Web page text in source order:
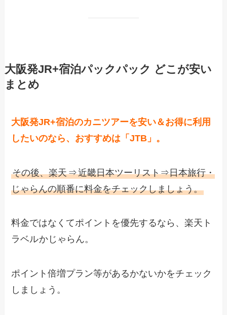
大阪発JR+宿泊パックパック どこが安い
まとめ
大阪発JR+宿泊のカニツアーを安い＆お得に利用
したいのなら、おすすめは「JTB」。
その後、楽天⇒近畿日本ツーリスト⇒日本旅行・
じゃらんの順番に料金をチェックしましょう。
料金ではなくてポイントを優先するなら、楽天ト
ラベルかじゃらん。
ポイント倍増プラン等があるかないかをチェック
しましょう。